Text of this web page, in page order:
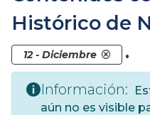
Histórico de
12 - Diciembre .
Información:
aún no es visible